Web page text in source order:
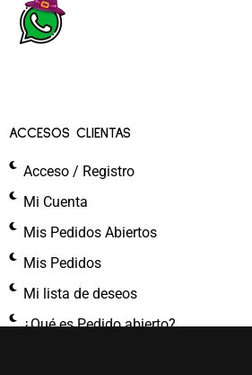
ACCESOS CLIENTAS
Acceso / Registro
Mi Cuenta
Mis Pedidos Abiertos
Mis Pedidos
Mi lista de deseos
¿Qué es Pedido abierto?